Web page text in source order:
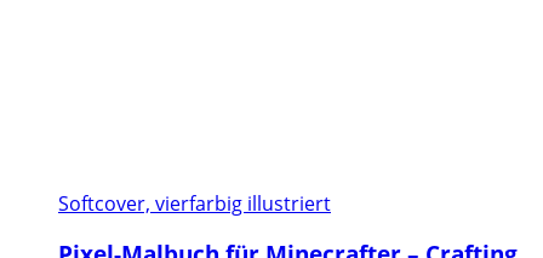
Softcover, vierfarbig illustriert